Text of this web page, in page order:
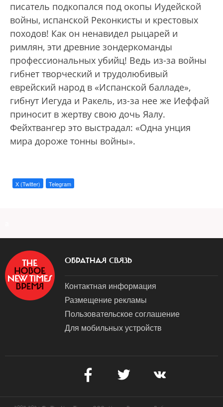
писатель подкопался под окопы Иудейской
войны, испанской Реконкисты и крестовых
походов! Как он ненавидел рыцарей и
римлян, эти древние зондеркоманды
профессиональных убийц! Ведь из-за войны
гибнет творческий и трудолюбивый
еврейский народ в «Испанской балладе»,
гибнут Иегуда и Ракель, из-за нее же Иеффай
приносит в жертву свою дочь Яалу.
Фейхтвангер это выстрадал: «Одна унция
мира дороже тонны войны».
X (Twitter) Telegram
ОБРАТНАЯ СВЯЗЬ
Контактная информация
Размещение рекламы
Пользовательское соглашение
Для мобильных устройств